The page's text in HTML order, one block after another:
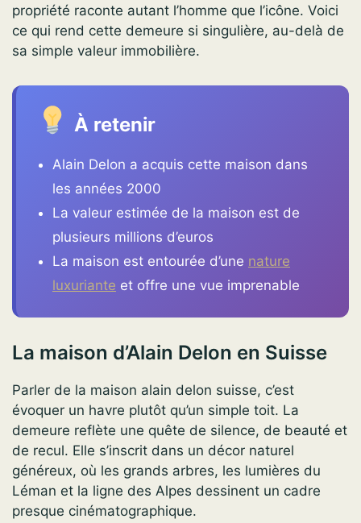
propriété raconte autant l’homme que l’icône. Voici
ce qui rend cette demeure si singulière, au-delà de
sa simple valeur immobilière.
À retenir
Alain Delon a acquis cette maison dans
les années 2000
La valeur estimée de la maison est de
plusieurs millions d’euros
La maison est entourée d’une nature
luxuriante et offre une vue imprenable
La maison d’Alain Delon en Suisse
Parler de la maison alain delon suisse, c’est
évoquer un havre plutôt qu’un simple toit. La
demeure reflète une quête de silence, de beauté et
de recul. Elle s’inscrit dans un décor naturel
généreux, où les grands arbres, les lumières du
Léman et la ligne des Alpes dessinent un cadre
presque cinématographique.